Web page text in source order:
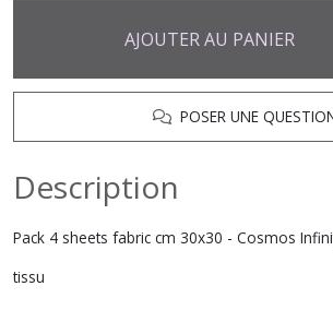
AJOUTER AU PANIER
POSER UNE
Description
Pack 4 sheets fabric cm 30x30 - Cosmos
tissu